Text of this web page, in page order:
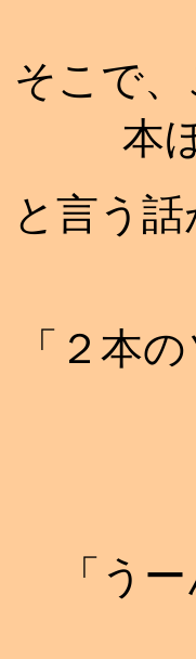
そこで
本
と言う
「２本
「う